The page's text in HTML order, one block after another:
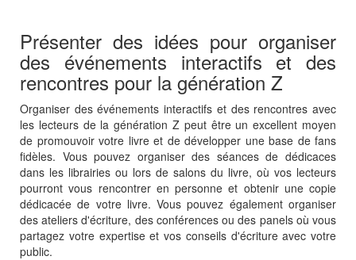
Présenter des idées pour organiser
des événements interactifs et des
rencontres pour la génération Z
Organiser des événements interactifs et des rencontres avec
les lecteurs de la génération Z peut être un excellent moyen
de promouvoir votre livre et de développer une base de fans
fidèles. Vous pouvez organiser des séances de dédicaces
dans les librairies ou lors de salons du livre, où vos lecteurs
pourront vous rencontrer en personne et obtenir une copie
dédicacée de votre livre. Vous pouvez également organiser
des ateliers d'écriture, des conférences ou des panels où vous
partagez votre expertise et vos conseils d'écriture avec votre
public.